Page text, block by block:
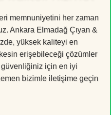
memnuniyetini her zaman
Ankara Elmadağ Çıyan &
yüksek kaliteyi en
erişebileceği çözümler
güvenliğiniz için en iyi
bizimle iletişime geçin